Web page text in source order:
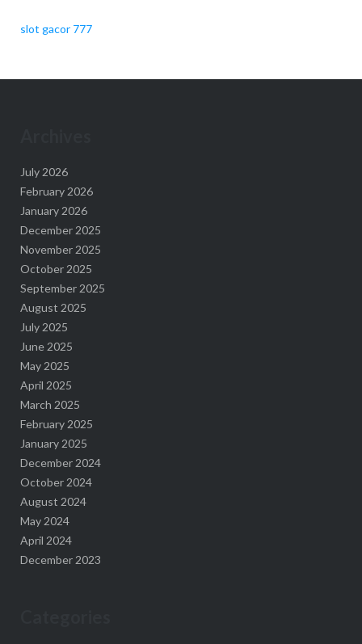
slot gacor 777
July 2026
February 2026
January 2026
December 2025
November 2025
October 2025
September 2025
August 2025
July 2025
June 2025
May 2025
April 2025
March 2025
February 2025
January 2025
December 2024
October 2024
August 2024
May 2024
April 2024
December 2023